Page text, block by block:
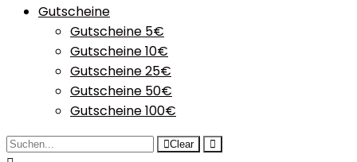
Gutscheine
Gutscheine 5€
Gutscheine 10€
Gutscheine 25€
Gutscheine 50€
Gutscheine 100€
Clear